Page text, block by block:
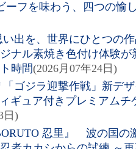
ーフを味わう、四つの愉
出を、世界にひとつの
ナル素焼き色付け体験
時間(2026月07年24日)
ゴジラ迎撃作戦」新デ
ギュア付きプレミアム
日)
忍里』 波の国の